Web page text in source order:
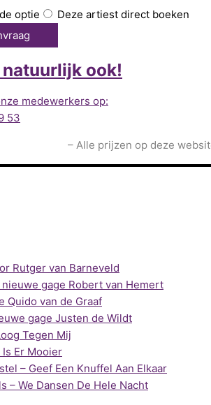
optie
Deze artiest direct boeken
ook!
medewerkers op:
53
– Alle prijzen op deze
Rutger van Barneveld
nieuwe gage Robert van Hemert
Quido van de Graaf
gage Justen de Wildt
Tegen Mij
Is Er Mooier
– Geef Een Knuffel Aan Elkaar
– We Dansen De Hele Nacht